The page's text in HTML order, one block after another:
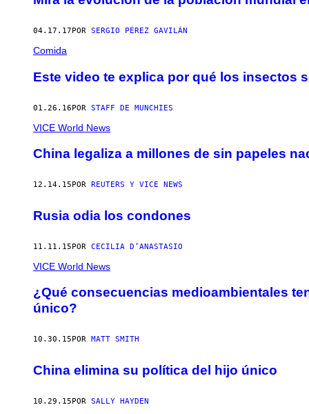
04.17.17 POR SERGIO PÉREZ GAVILÁN
Comida
Este video te explica por qué los insectos
01.26.16POR STAFF DE MUNCHIES
VICE World News
China legaliza a millones de sin papeles
12.14.15 POR REUTERS Y VICE NEWS
Rusia odia los condones
11.11.15POR CECILIA D’ANASTASIO
VICE World News
¿Qué consecuencias medioambientales
único?
10.30.15 POR MATT SMITH
China elimina su política del hijo único
10.29.15POR SALLY HAYDEN